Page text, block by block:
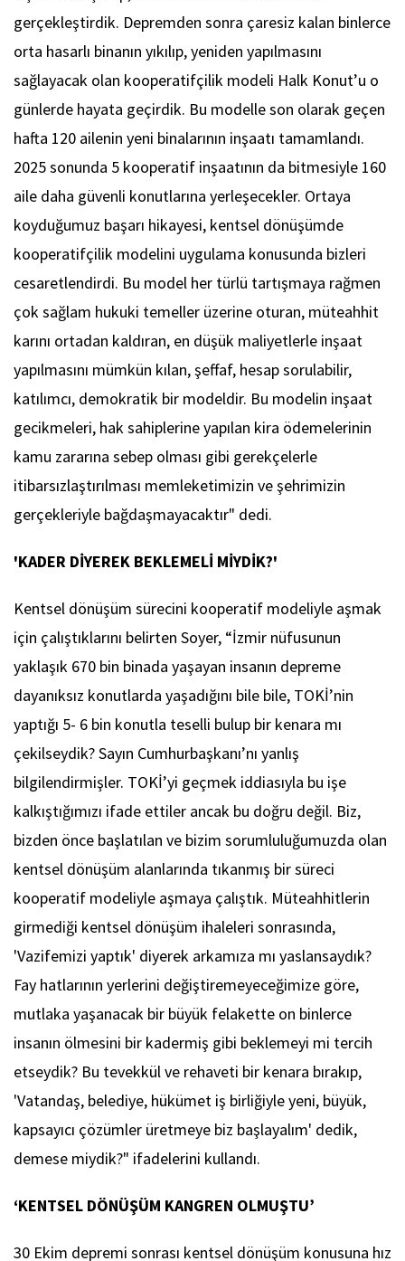
gerçekleştirdik. Depremden sonra çaresiz kalan binlerce
orta hasarlı binanın yıkılıp, yeniden yapılmasını
sağlayacak olan kooperatifçilik modeli Halk Konut’u o
günlerde hayata geçirdik. Bu modelle son olarak geçen
hafta 120 ailenin yeni binalarının inşaatı tamamlandı.
2025 sonunda 5 kooperatif inşaatının da bitmesiyle 160
aile daha güvenli konutlarına yerleşecekler. Ortaya
koyduğumuz başarı hikayesi, kentsel dönüşümde
kooperatifçilik modelini uygulama konusunda bizleri
cesaretlendirdi. Bu model her türlü tartışmaya rağmen
çok sağlam hukuki temeller üzerine oturan, müteahhit
karını ortadan kaldıran, en düşük maliyetlerle inşaat
yapılmasını mümkün kılan, şeffaf, hesap sorulabilir,
katılımcı, demokratik bir modeldir. Bu modelin inşaat
gecikmeleri, hak sahiplerine yapılan kira ödemelerinin
kamu zararına sebep olması gibi gerekçelerle
itibarsızlaştırılması memleketimizin ve şehrimizin
gerçekleriyle bağdaşmayacaktır" dedi.
'KADER DİYEREK BEKLEMELİ MİYDİK?'
Kentsel dönüşüm sürecini kooperatif modeliyle aşmak
için çalıştıklarını belirten Soyer, “İzmir nüfusunun
yaklaşık 670 bin binada yaşayan insanın depreme
dayanıksız konutlarda yaşadığını bile bile, TOKİ’nin
yaptığı 5- 6 bin konutla teselli bulup bir kenara mı
çekilseydik? Sayın Cumhurbaşkanı’nı yanlış
bilgilendirmişler. TOKİ’yi geçmek iddiasıyla bu işe
kalkıştığımızı ifade ettiler ancak bu doğru değil. Biz,
bizden önce başlatılan ve bizim sorumluluğumuzda olan
kentsel dönüşüm alanlarında tıkanmış bir süreci
kooperatif modeliyle aşmaya çalıştık. Müteahhitlerin
girmediği kentsel dönüşüm ihaleleri sonrasında,
'Vazifemizi yaptık' diyerek arkamıza mı yaslansaydık?
Fay hatlarının yerlerini değiştiremeyeceğimize göre,
mutlaka yaşanacak bir büyük felakette on binlerce
insanın ölmesini bir kadermiş gibi beklemeyi mi tercih
etseydik? Bu tevekkül ve rehaveti bir kenara bırakıp,
'Vatandaş, belediye, hükümet iş birliğiyle yeni, büyük,
kapsayıcı çözümler üretmeye biz başlayalım' dedik,
demese miydik?" ifadelerini kullandı.
‘KENTSEL DÖNÜŞÜM KANGREN OLMUŞTU’
30 Ekim depremi sonrası kentsel dönüşüm konusuna hız